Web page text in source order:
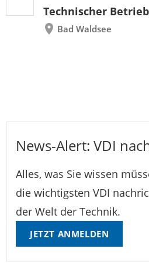
Technischer
Bad Waldsee
News-Alert: VDI
Alles, was Sie wissen
die wichtigsten VDI
der Welt der Technik.
JETZT ANMELDEN